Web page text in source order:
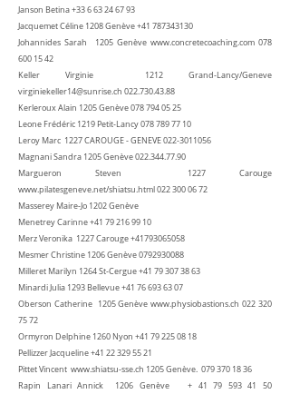
Janson Betina ‭+336 63 24 67 93
Jacquemet Céline 1208 Genève+41 787343130
Johannides Sarah 1205 Genève www.concretecoaching.com 078
600 15 42
Keller Virginie 1212 Grand-Lancy/Geneve
virginiekeller14@sunrise.ch 022.730.43.88
Kerleroux Alain 1205 Genève078 794 05 25
Leone Frédéric 1219 Petit-Lancy ‭078789 77 10
Leroy Marc 1227 CAROUGE - GENEVE022-3011056
Magnani Sandra 1205 Genève022.344.77.90
Margueron Steven 1227 Carouge
www.pilatesgeneve.net/shiatsu.html022 300 06 72
Masserey Maire-Jo 1202 Genève
Menetrey Carinne ‭+41 79 216 99 10
Merz Veronika 1227 Carouge+41793065058
Mesmer Christine 1206 Genève0792930088
Milleret Marilyn 1264 St-Cergue ‭+41 79 307 38 63
Minardi Julia 1293 Bellevue ‭+41 76 693 63 07
Oberson Catherine 1205 Genèvewww.physiobastions.ch 022 320
75 72
Ormyron Delphine 1260 Nyon +41 79 225 08 18
Pellizzer Jacqueline ‭+41 22 329 55 21
Pittet Vincent www.shiatsu-sse.ch 1205 Genève. 079 370 18 36
Rapin Lanari Annick 1206 Genève + 41 79 593 41 50